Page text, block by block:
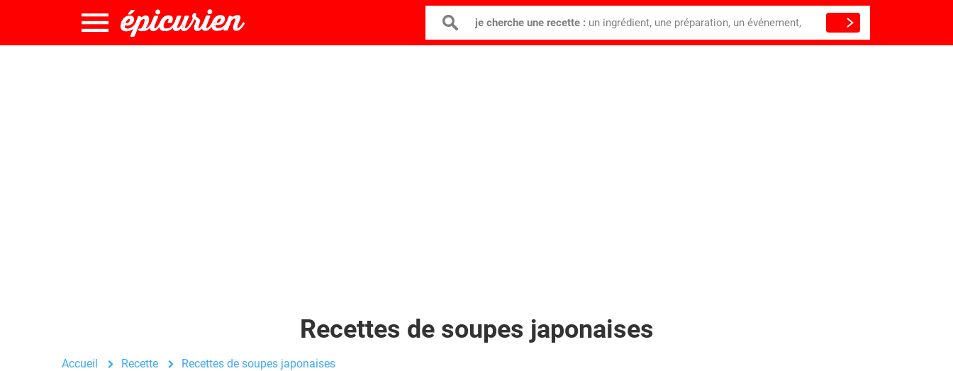
je cherche une recette : un ingrédient, une préparation, un événement,
Recettes de soupes japonaises
Accueil Recette Recettes de soupes japonaises